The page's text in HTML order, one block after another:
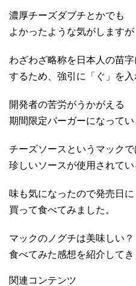
濃厚チーズダブチとかでも
よかったような気がしますが
わざわざ略称を日本人の苗字
するため、強引に「ぐ」を入
開発者の苦労がうかがえる
期間限定バーガーになってい
チーズソースというマックで
珍しいソースが使用されてい
味も気になったので発売日に
買って食べてみました。
マックのノグチは美味しい？
食べてみた感想を紹介してき
関連コンテンツ